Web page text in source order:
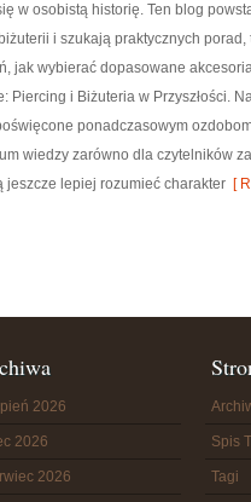
w osobistą historię. Ten blog
i szukają praktycznych
jak wybierać dopasowane
Piercing i Biżuteria w Przyszłości.
ponadczasowym
wiedzy zarówno dla czytelników
jeszcze lepiej rozumieć charakter [
2026
2026
2026
Spis
Tagi